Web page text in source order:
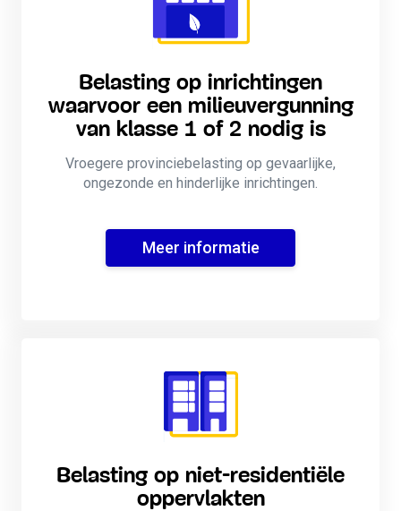
Belasting op inrichtingen
waarvoor een milieuvergunning
van klasse 1 of 2 nodig is
Vroegere provinciebelasting op gevaarlijke,
ongezonde en hinderlijke inrichtingen.
Meer informatie
Belasting op niet-residentiële
oppervlakten